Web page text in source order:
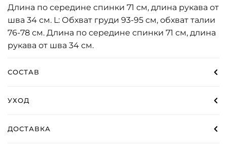
Длина по середине спинки 71 см, длина рукава от
шва 34 см. L: Обхват груди 93-95 см, обхват талии
76-78 см. Длина по середине спинки 71 см, длина
рукава от шва 34 см.
СОСТАВ
УХОД
ДОСТАВКА